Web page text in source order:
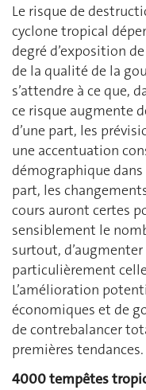
Le risque de
cyclone tropical
degré d’exposition
de la qualité de la
s’attendre à ce que,
ce risque augmente
d’une part, les
une accentuation
démographique dans
part, les
cours auront certes
sensiblement le
surtout,
particulièrement
L’amélioration
économiques et de
de contrebalancer
premières tendances.
4000 tempêtes